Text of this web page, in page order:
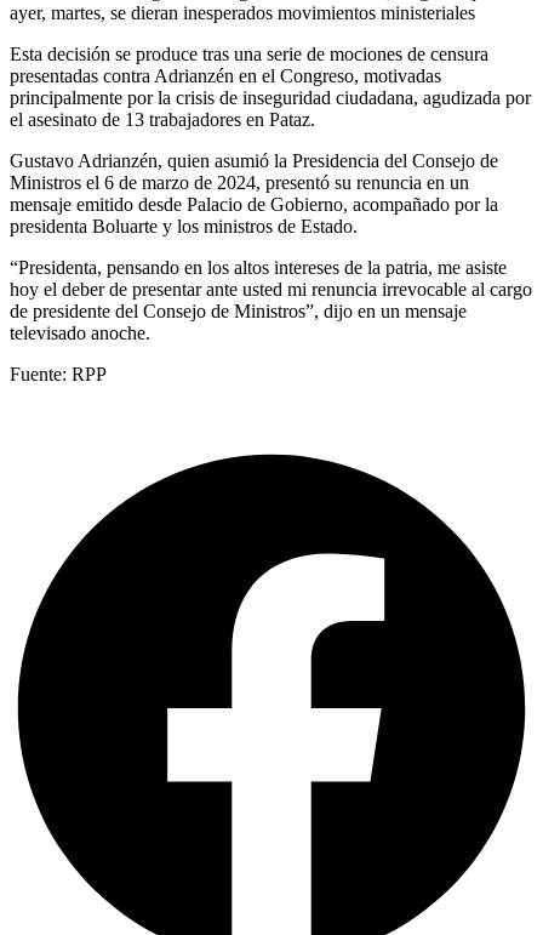
ayer, martes, se dieran inesperados movimientos ministeriales
Esta decisión se produce tras una serie de mociones de censura
presentadas contra Adrianzén en el Congreso, motivadas
principalmente por la crisis de inseguridad ciudadana, agudizada por
el asesinato de 13 trabajadores en Pataz.
Gustavo Adrianzén, quien asumió la Presidencia del Consejo de
Ministros el 6 de marzo de 2024, presentó su renuncia en un
mensaje emitido desde Palacio de Gobierno, acompañado por la
presidenta Boluarte y los ministros de Estado.
“Presidenta, pensando en los altos intereses de la patria, me asiste
hoy el deber de presentar ante usted mi renuncia irrevocable al cargo
de presidente del Consejo de Ministros”, dijo en un mensaje
televisado anoche.
Fuente: RPP